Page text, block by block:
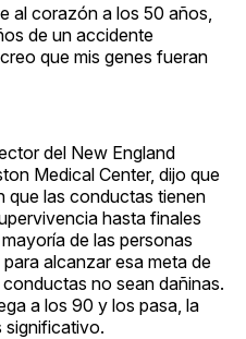
al corazón a los 50 años,
de un accidente
que mis genes fueran
del New England
Medical Center, dijo que
que las conductas tienen
hasta finales
de las personas
alcanzar esa meta de
no sean dañinas.
a los 90 y los pasa, la
significativo.